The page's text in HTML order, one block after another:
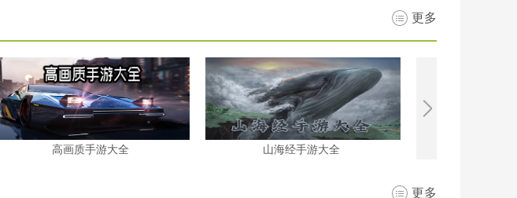
更多
高画质手游大全 山海经手游大全
更多